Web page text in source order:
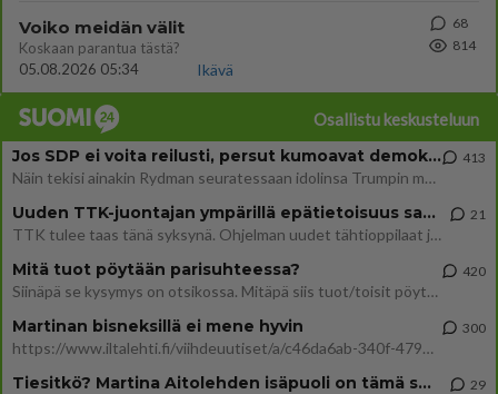
Voiko meidän välit
Koskaan parantua tästä?
05.08.2026 05:34
Ikävä
68
814
Osallistu keskusteluun
Jos SDP ei voita reilusti, persut kumoavat demokratian Suomesta
Näin tekisi ainakin Rydman seuratessaan idolinsa Trumpin mallia https://www.is.fi/politiikka/art-2000012187244.html
413
Uuden TTK-juontajan ympärillä epätietoisuus sakenee - Nyt MTV hämmentää soppaa
TTK tulee taas tänä syksynä. Ohjelman uudet tähtioppilaat julkistetaan torstaina 6. elokuuta klo 14 alkavassa lehdistö
21
Mitä tuot pöytään parisuhteessa?
Siinäpä se kysymys on otsikossa. Mitäpä siis tuot/toisit pöytään parisuhteessa? Oletko mies vai nainen? Koetko sen mitä
420
Martinan bisneksillä ei mene hyvin
https://www.iltalehti.fi/viihdeuutiset/a/c46da6ab-340f-4790-aaa7-0865eed2336 Yrityksen konkurssihakemus on tullut kärä
300
Tiesitkö? Martina Aitolehden isäpuoli on tämä suosittu laulaja 29